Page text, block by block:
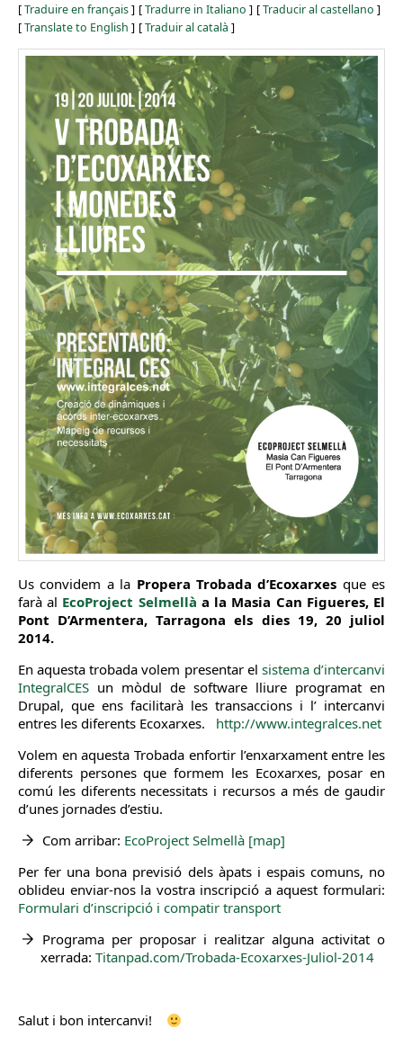
[Traduire en français] [Tradurre in Italiano ] [Traducir al castellano ]
[Translate to English ] [Traduir al català ]
Us convidem a la Propera Trobada d’Ecoxarxes que es
farà al EcoProject Selmellà a la Masia Can Figueres, El
Pont D’Armentera, Tarragona els dies 19, 20 juliol
2014.
En aquesta trobada volem presentar el sistema d’intercanvi
IntegralCES un mòdul de software lliure programat en
Drupal, que ens facilitarà les transaccions i l’ intercanvi
entres les diferents Ecoxarxes. http://www.integralces.net
Volem en aquesta Trobada enfortir l’enxarxament entre les
diferents persones que formem les Ecoxarxes, posar en
comú les diferents necessitats i recursos a més de gaudir
d’unes jornades d’estiu.
Com arribar: EcoProject Selmellà [map]
Per fer una bona previsió dels àpats i espais comuns, no
oblideu enviar-nos la vostra inscripció a aquest formulari:
Formulari d’inscripció i compatir transport
Programa per proposar i realitzar alguna activitat o
xerrada: Titanpad.com/Trobada-Ecoxarxes-Juliol-2014
Salut i bon intercanvi!